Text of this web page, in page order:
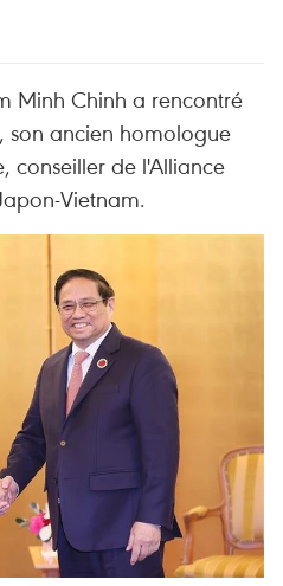
Minh Chinh a rencontré
son ancien homologue
conseiller de l'Alliance
Vietnam.